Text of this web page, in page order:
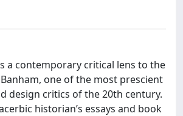
a contemporary critical lens to the
one of the most prescient
design critics of the 20th century.
historian’s essays and book